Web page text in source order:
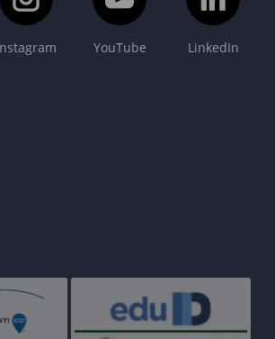
YouTube LinkedIn